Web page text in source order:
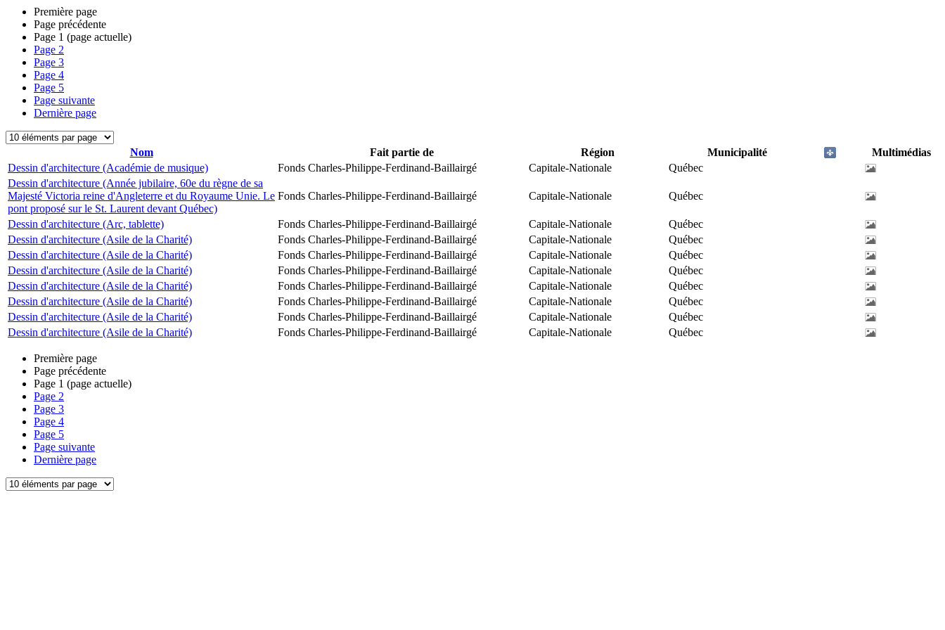
Première page
Page précédente
Page 1 (page actuelle)
Page 2
Page 3
Page 4
Page 5
Page suivante
Dernière page
Nom Fait partie de Région Municipalité
Multimédias
Dessin d'architecture (Académie de musique)
Fonds Charles-Philippe-Ferdinand-Baillairgé Capitale-Nationale
Québec
Dessin d'architecture (Année jubilaire, 60e du règne de sa
Majesté Victoria reine d'Angleterre et du Royaume Unie. Le
pont proposé sur le St. Laurent devant Québec)
Fonds Charles-Philippe-Ferdinand-Baillairgé Capitale-Nationale Québec
Dessin d'architecture (Arc, tablette) Fonds Charles-Philippe-Ferdinand-Baillairgé Capitale-Nationale
Québec
Dessin d'architecture (Asile de la Charité)
Fonds Charles-Philippe-Ferdinand-Baillairgé Capitale-Nationale
Québec
Dessin d'architecture (Asile de la Charité)
Fonds Charles-Philippe-Ferdinand-Baillairgé Capitale-Nationale
Québec
Dessin d'architecture (Asile de la Charité)
Fonds Charles-Philippe-Ferdinand-Baillairgé Capitale-Nationale
Québec
Dessin d'architecture (Asile de la Charité)
Fonds Charles-Philippe-Ferdinand-Baillairgé Capitale-Nationale
Québec
Dessin d'architecture (Asile de la Charité)
Fonds Charles-Philippe-Ferdinand-Baillairgé Capitale-Nationale
Québec
Dessin d'architecture (Asile de la Charité)
Fonds Charles-Philippe-Ferdinand-Baillairgé Capitale-Nationale
Québec
Dessin d'architecture (Asile de la Charité)
Fonds Charles-Philippe-Ferdinand-Baillairgé Capitale-Nationale Québec
Première page
Page précédente
Page 1 (page actuelle)
Page 2
Page 3
Page 4
Page 5
Page suivante
Dernière page